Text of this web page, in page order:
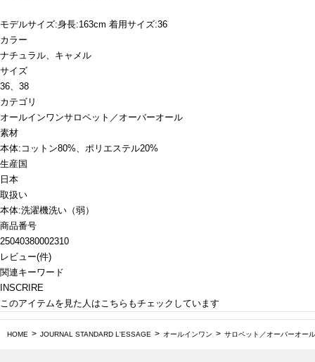
モデルサイズ:身長:163cm 着用サイズ:36
カラー
ナチュラル、キャメル
サイズ
36、38
カテゴリ
オールインワンサロペット／オーバーオール
素材
本体:コットン80%、ポリエステル20%
生産国
日本
取扱い
本体:洗濯機洗い（弱）
商品番号
25040380002310
レビュー(件)
関連キーワード
INSCRIRE
このアイテムを見た人はこちらもチェックしています
HOME JOURNAL STANDARD L'ESSAGE オールインワン サロペット／オーバーオール